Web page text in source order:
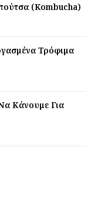
(Kombucha)
Τρόφιμα
Κάνουμε Για